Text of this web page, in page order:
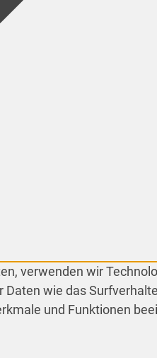
verwenden wir
wie das
und Funktionen